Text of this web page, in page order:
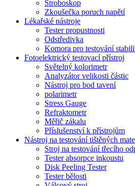
Stroboskop
Zkoušečka poruch napětí
Lékařské nástroje
Tester propustnosti
Odstředivka
Komora pro testování
Fotoelektrický testovací přístroj
Světelný kolorimetr
Analyzátor velikosti částic
Nástroj pro bod tavení
polarimetr
Stress Gauge
Refraktometr
Měřič zákalu
Příslušenství k přístrojům
Nástroj na testování tištěných
Stroj na testování třecího
Tester absorpce inkoustu
Disk Peeling Tester
Tester bělosti